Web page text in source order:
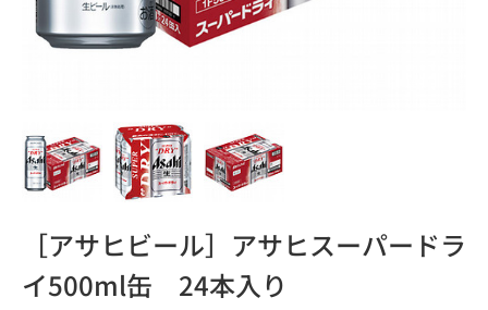
［アサヒビール］アサヒスーパードラ
イ500ml缶 24本入り